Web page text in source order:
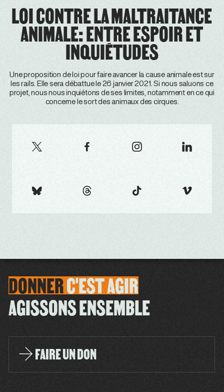
LOI CONTRE LA MALTRAITANCE
ANIMALE: ENTRE ESPOIR ET
INQUIÉTUDES
Une proposition de loi pour faire avancer la cause animale est sur
les rails. Elle sera débattue le 26 janvier 2021. Si nous saluons ce
projet, nous nous inquiétons de ses limites, notamment en ce qui
concerne le sort des animaux des cirques.
DONNERC'ESTAGIR
AGISSONS ENSEMBLE
FAIRE UN DON